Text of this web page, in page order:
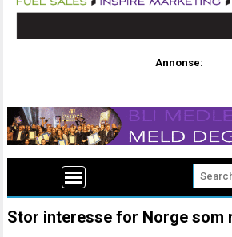
Annonse:
Stor interesse for Norge som